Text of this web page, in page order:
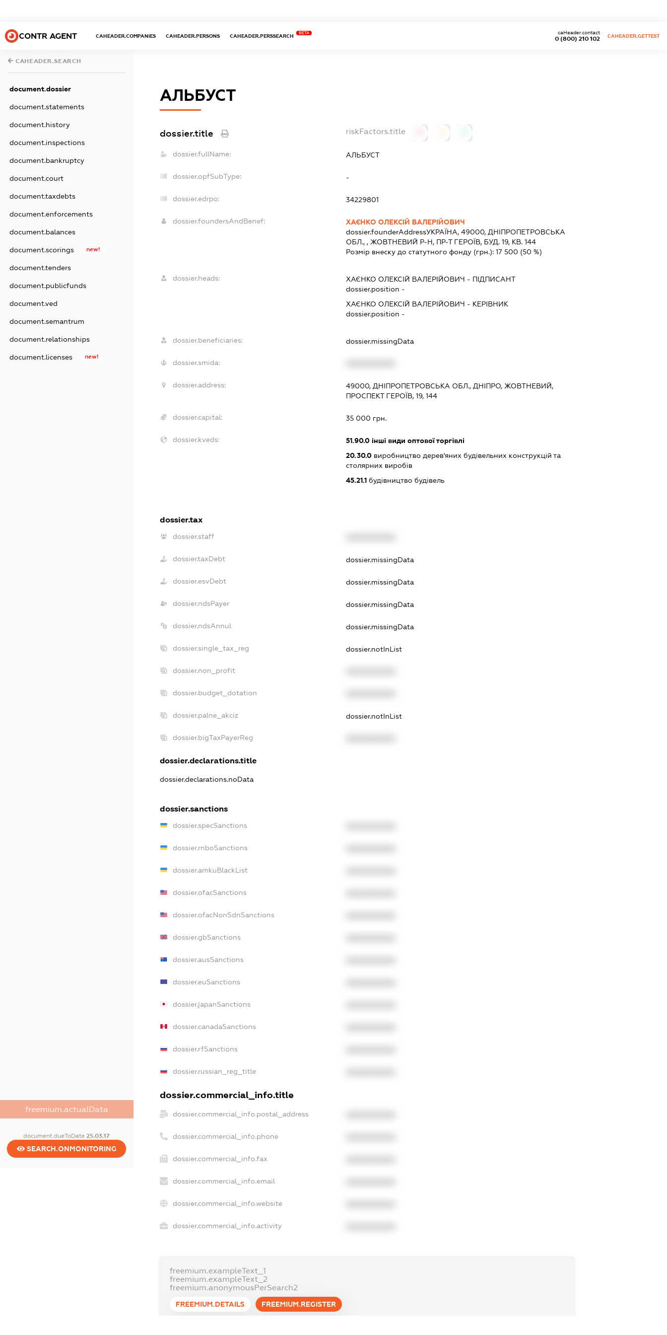
CONTR AGENT CAHEADER.COMPANIES CAHEADER.PERSONS CAHEADER.PERSSEARCH
BETA
0 (800) 210 102
caHeader.contact
CAHEADER.GETTEST
CAHEADER.SEARCH
document.dossier
document.statements
document.history
document.inspections
document.bankruptcy
document.court
document.taxdebts
document.enforcements
document.balances
document.scorings new!
document.tenders
document.publicfunds
document.ved
document.semantrum
document.relationships
document.licenses new!
freemium.actualData
document.dueToDate25.03.17
SEARCH.ONMONITORING
АЛЬБУСТ
dossier.title riskFactors.title
dossier.fullName: АЛЬБУСТ
dossier.opfSubType: -
dossier.edrpo: 34229801
dossier.foundersAndBenef:
ХАЄНКО ОЛЕКСІЙ ВАЛЕРІЙОВИЧ
dossier.founderAddressУКРАЇНА, 49000, ДНIПРОПЕТРОВСЬКА
ОБЛ., , ЖОВТНЕВИЙ Р-Н, ПР-Т ГЕРОЇВ, БУД. 19, КВ. 144
Розмір внеску до статутного фонду (грн.):17 500 (50 %)
dossier.heads: ХАЄНКО ОЛЕКСІЙ ВАЛЕРІЙОВИЧ - ПІДПИСАНТ
dossier.position -
ХАЄНКО ОЛЕКСІЙ ВАЛЕРІЙОВИЧ - КЕРІВНИК
dossier.position -
dossier.beneficiaries: dossier.missingData
dossier.smida:
dossier.address:
49000, ДНІПРОПЕТРОВСЬКА ОБЛ., ДНІПРО, ЖОВТНЕВИЙ,
ПРОСПЕКТ ГЕРОЇВ, 19, 144
dossier.capital: 35 000 грн.
dossier.kveds: 51.90.0 інші види оптової торгівлі
20.30.0 виробництво дерев'яних будівельних конструкцій та
столярних виробів
45.21.1 будівництво будівель
dossier.tax
dossier.staff
dossier.taxDebt dossier.missingData
dossier.esvDebt dossier.missingData
dossier.ndsPayer dossier.missingData
dossier.ndsAnnul dossier.missingData
dossier.single_tax_reg dossier.notInList
dossier.non_profit
dossier.budget_dotation
dossier.palne_akciz dossier.notInList
dossier.bigTaxPayerReg
dossier.declarations.title
dossier.declarations.noData
dossier.sanctions
dossier.specSanctions
dossier.rnboSanctions
dossier.amkuBlackList
dossier.ofacSanctions
dossier.ofacNonSdnSanctions
dossier.gbSanctions
dossier.ausSanctions
dossier.euSanctions
dossier.japanSanctions
dossier.canadaSanctions
dossier.rfSanctions
dossier.russian_reg_title
dossier.commercial_info.title
dossier.commercial_info.postal_address
dossier.commercial_info.phone
dossier.commercial_info.fax
dossier.commercial_info.email
dossier.commercial_info.website
dossier.commercial_info.activity
freemium.exampleText_1
freemium.exampleText_2
freemium.anonymousPerSearch2
FREEMIUM.DETAILS FREEMIUM.REGISTER